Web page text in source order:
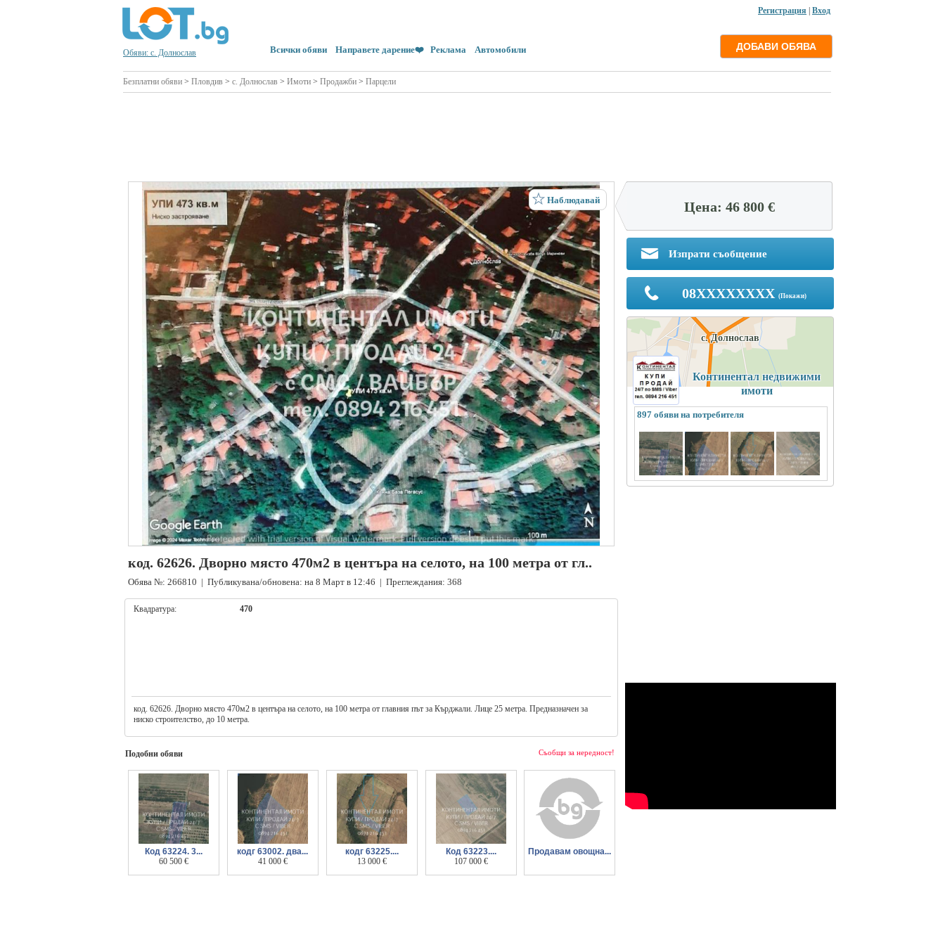
Регистрация Вход
Обяви: с. Долнослав Всички обяви Направете дарение❤️ Реклама Автомобили
Безплатни обяви > Пловдив > с. Долнослав > Имоти > Продажби > Парцели
Наблюдавай
код. 62626. Дворно място 470м2 в центъра на селото, на 100 метра от гл..
Обява №: 266810 | Публикувана/обновена: на 8 Март в 12:46 | Преглеждания: 368
Квадратура: 470
код. 62626. Дворно място 470м2 в центъра на селото, на 100 метра от главния път за Кърджали. Лице 25 метра. Предназначен за
ниско строителство, до 10 метра.
Съобщи за нередност!
Подобни обяви
Код 63224. 3...
панорамни нови
60 500 €
кодг 63002. два...
поземлени имота с
41 000 €
кодг 63225....
Поземлен имот
13 000 €
Код 63223....
Поземлен имот 6
107 000 €
Продавам овощна...
Цена: 46 800 €
Изпрати съобщение
08XXXXXXXX (Покажи)
с. Долнослав
Континентал недвижими
имоти
897 обяви на потребителя